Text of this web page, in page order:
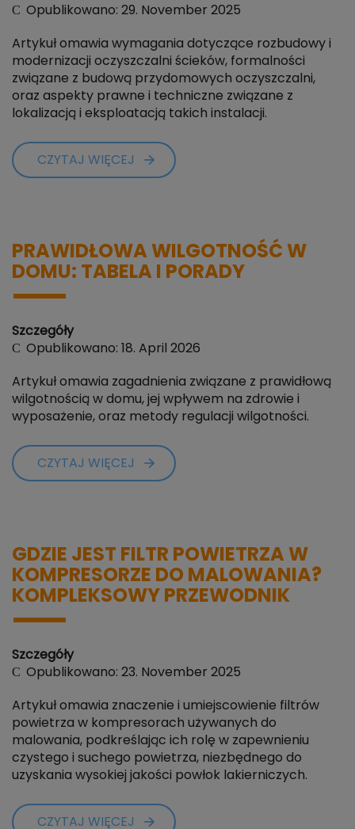
Opublikowano: 29. November 2025
Artykuł omawia wymagania dotyczące rozbudowy i
modernizacji oczyszczalni ścieków, formalności
związane z budową przydomowych oczyszczalni,
oraz aspekty prawne i techniczne związane z
lokalizacją i eksploatacją takich instalacji.
CZYTAJ WIĘCEJ
PRAWIDŁOWA WILGOTNOŚĆ W
DOMU: TABELA I PORADY
Szczegóły
Opublikowano: 18. April 2026
Artykuł omawia zagadnienia związane z prawidłową
wilgotnością w domu, jej wpływem na zdrowie i
wyposażenie, oraz metody regulacji wilgotności.
CZYTAJ WIĘCEJ
GDZIE JEST FILTR POWIETRZA W
KOMPRESORZE DO MALOWANIA?
KOMPLEKSOWY PRZEWODNIK
Szczegóły
Opublikowano: 23. November 2025
Artykuł omawia znaczenie i umiejscowienie filtrów
powietrza w kompresorach używanych do
malowania, podkreślając ich rolę w zapewnieniu
czystego i suchego powietrza, niezbędnego do
uzyskania wysokiej jakości powłok lakierniczych.
CZYTAJ WIĘCEJ